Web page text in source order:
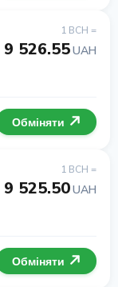
1 BCH =
9 526.55UAH
Обміняти
1 BCH =
9 525.50UAH
Обміняти